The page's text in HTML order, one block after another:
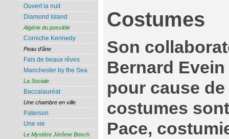
Costumes
Son
Bernard
pour cause
costumes
Pace,
Ouvert la nuit
Diamond Island
Algérie du possible
Corniche Kennedy
Peau d’âne
Fais de beaux rêves
Manchester by the Sea
La Sociale
Baccalauréat
Une chambre en ville
Paterson
Une vie
Le Mystère Jérôme Bosch